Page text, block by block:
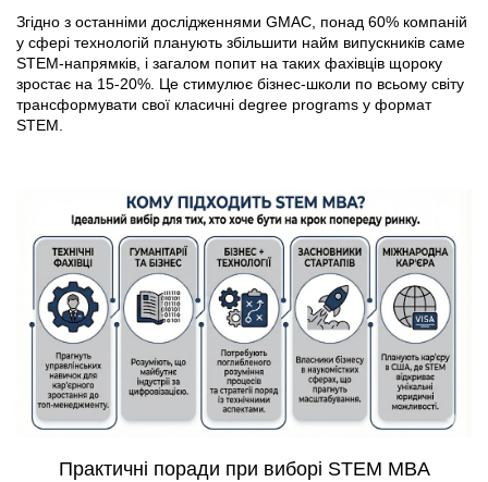
Згідно з останніми дослідженнями GMAC, понад 60% компаній
у сфері технологій планують збільшити найм випускників саме
STEM-напрямків, і загалом попит на таких фахівців щороку
зростає на 15-20%. Це стимулює бізнес-школи по всьому світу
трансформувати свої класичні degree programs у формат
STEM.
Практичні поради при виборі STEM MBA